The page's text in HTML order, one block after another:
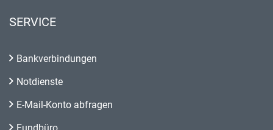
SERVICE
Bankverbindungen
Notdienste
E-Mail-Konto abfragen